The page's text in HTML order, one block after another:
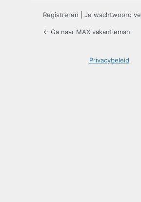
Registreren Je wachtwoord
← Ga naar MAX vakantieman
Privacybeleid